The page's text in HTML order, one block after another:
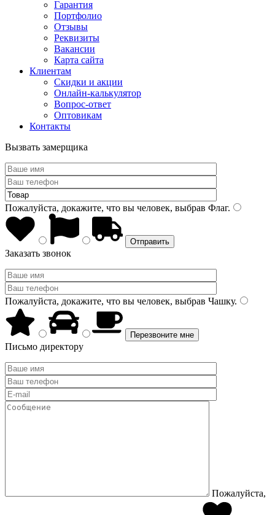
Гарантия
Портфолио
Отзывы
Реквизиты
Вакансии
Карта сайта
Клиентам
Скидки и акции
Онлайн-калькулятор
Вопрос-ответ
Оптовикам
Контакты
Вызвать замерщика
Пожалуйста, докажите, что вы человек, выбрав Флаг.
Заказать звонок
Пожалуйста, докажите, что вы человек, выбрав Чашку.
Письмо директору
Пожалуйста,